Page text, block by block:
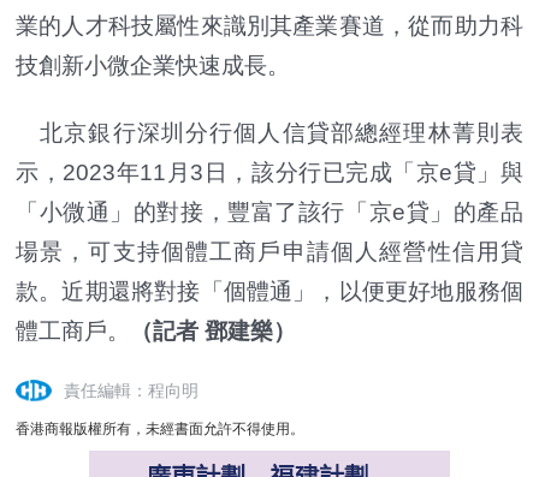
業的人才科技屬性來識別其產業賽道，從而助力科
技創新小微企業快速成長。
北京銀行深圳分行個人信貸部總經理林菁則表
示，2023年11月3日，該分行已完成「京e貸」與
「小微通」的對接，豐富了該行「京e貸」的產品
場景，可支持個體工商戶申請個人經營性信用貸
款。近期還將對接「個體通」，以便更好地服務個
體工商戶。
（記者 鄧建樂）
責任編輯：程向明
香港商報版權所有，未經書面允許不得使用。